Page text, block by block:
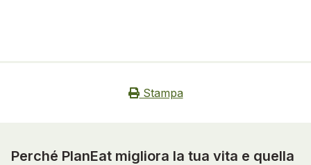
Stampa
Perché PlanEat migliora la tua vita e quella